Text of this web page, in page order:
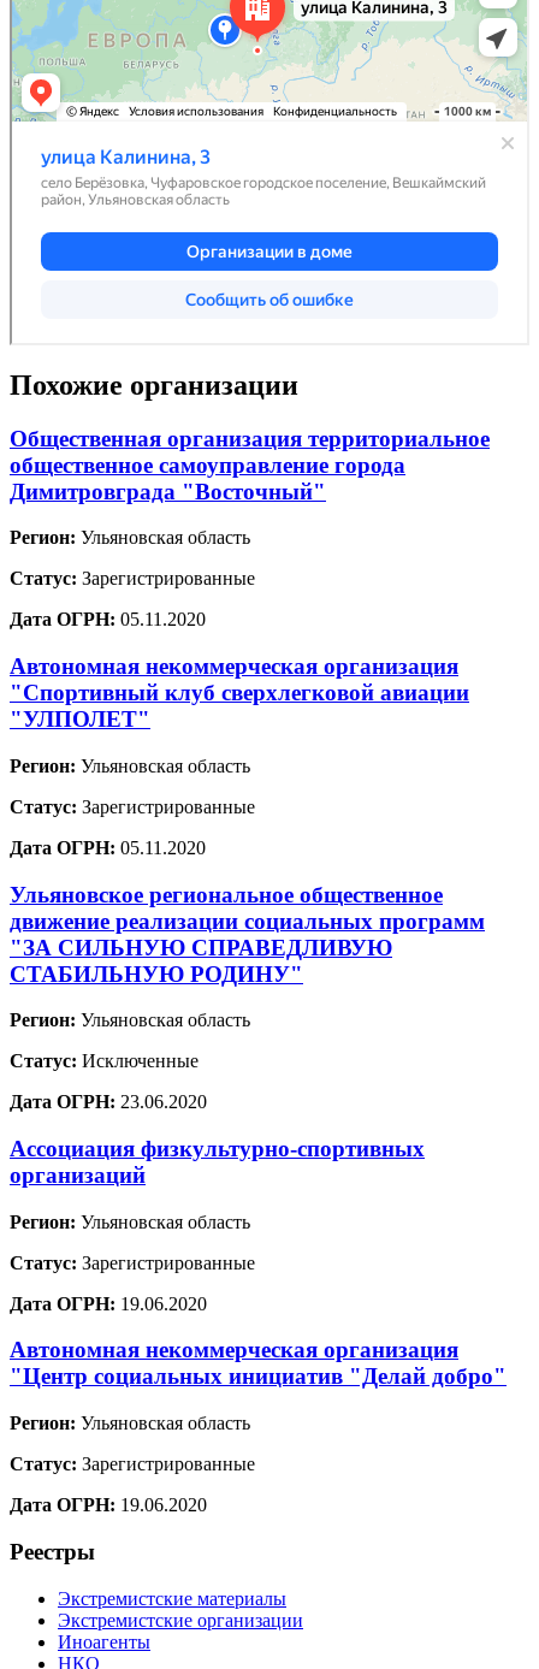
Похожие организации
Общественная организация территориальное
общественное самоуправление города
Димитровграда "Восточный"
Регион: Ульяновская область
Статус: Зарегистрированные
Дата ОГРН: 05.11.2020
Автономная некоммерческая организация
"Спортивный клуб сверхлегковой авиации
"УЛПОЛЕТ"
Регион: Ульяновская область
Статус: Зарегистрированные
Дата ОГРН: 05.11.2020
Ульяновское региональное общественное
движение реализации социальных программ
"ЗА СИЛЬНУЮ СПРАВЕДЛИВУЮ
СТАБИЛЬНУЮ РОДИНУ"
Регион: Ульяновская область
Статус: Исключенные
Дата ОГРН: 23.06.2020
Ассоциация физкультурно-спортивных
организаций
Регион: Ульяновская область
Статус: Зарегистрированные
Дата ОГРН: 19.06.2020
Автономная некоммерческая организация
"Центр социальных инициатив "Делай добро"
Регион: Ульяновская область
Статус: Зарегистрированные
Дата ОГРН: 19.06.2020
Реестры
Экстремистские материалы
Экстремистские организации
Иноагенты
НКО